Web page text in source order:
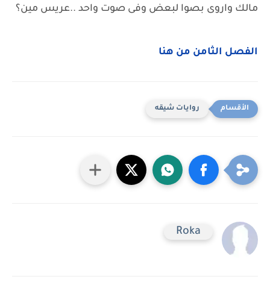
مالك واروى بصوا لبعض وفى صوت واحد ..عريس مين؟
الفصل الثامن من هنا
روايات شيقه
Roka